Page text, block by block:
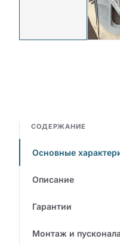
СОДЕРЖАНИЕ
Основные
Описание
Гарантии
Монтаж и